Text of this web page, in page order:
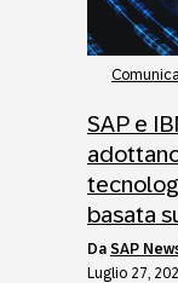
SAP e
basata
da SAP
Luglio 27,